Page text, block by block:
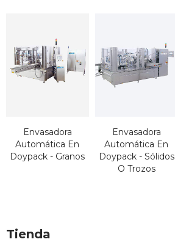
Envasadora
Automática En
Doypack - Granos
Envasadora
Automática En
Doypack - Sólidos
O Trozos
Tienda